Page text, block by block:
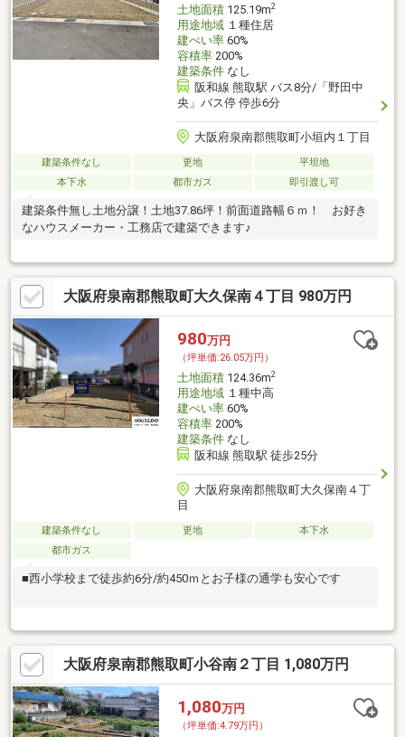
土地面積125.19m2
用途地域１種住居
建ぺい率60%
容積率200%
建築条件なし
阪和線 熊取駅 バス8分/「野田中
央」バス停 停歩6分
大阪府泉南郡熊取町小垣内１丁目
建築条件なし 更地
平坦地
本下水
都市ガス 即引渡し可
建築条件無し土地分譲！土地37.86坪！前面道路幅６ｍ！ お好き
なハウスメーカー・工務店で建築できます♪
大阪府泉南郡熊取町大久保南４丁目 980万円
980万円
（坪単価:26.05万円）
土地面積124.36m2
用途地域１種中高
建ぺい率60%
容積率200%
建築条件なし
阪和線 熊取駅 徒歩25分
大阪府泉南郡熊取町大久保南４丁
目
建築条件なし 更地
本下水
都市ガス
■西小学校まで徒歩約6分/約450ｍとお子様の通学も安心です
大阪府泉南郡熊取町小谷南２丁目 1,080万円
1,080万円
（坪単価:4.79万円）